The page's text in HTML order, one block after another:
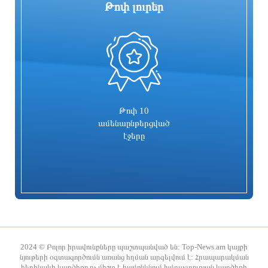
Գարեգին Բ-ի և վեց եպիսկոպոսների
ինքնաբացարկ հայտնեց. նոր
Իսրայելն արձագանքել է Թուրքիայի
Մուրադ Սիմոնյանից կբռնագանձվի 4
հունական ժողովրդական պարերի
Թոփ լուրեր
Թոփ 10
ամենաընթերցված
էջերը
2024 © Բոլոր իրավունքները պաշտպանված են: Top-News.am կայքի
նյութերի օգտագործումն առանց հղման արգելվում է: Հրապարակման